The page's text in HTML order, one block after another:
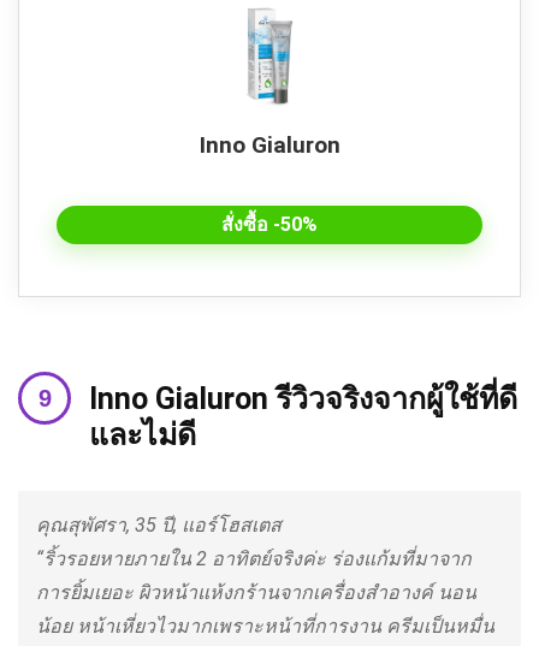
Inno Gialuron
สั่งซื้อ -50%
Inno Gialuronรีวิวจริงจากผู้ใช้ที่ดี
และไม่ดี
คุณสุพัศรา, 35 ปี, แอร์โฮสเตส
“ริ้วรอยหายภายใน 2 อาทิตย์จริงค่ะ ร่องแก้มที่มาจาก
การยิ้มเยอะ ผิวหน้าแห้งกร้านจากเครื่องสำอางค์ นอน
น้อย หน้าเหี่ยวไวมากเพราะหน้าที่การงาน ครีมเป็นหมื่น